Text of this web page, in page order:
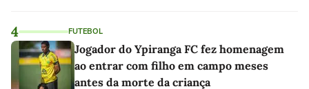
4 FUTEBOL
Jogador do Ypiranga FC fez homenagem
ao entrar com filho em campo meses
antes da morte da criança